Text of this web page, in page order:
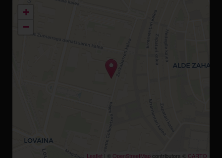
+
−
Leaflet | © OpenStreetMapcontributors © CARTO